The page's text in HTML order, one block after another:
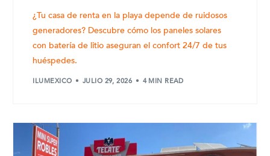
¿Tu casa de renta en la playa depende de ruidosos
generadores? Descubre cómo los paneles solares
con batería de litio aseguran el confort 24/7 de tus
huéspedes.
ILUMEXICO JULIO 29, 2026 4 MIN READ